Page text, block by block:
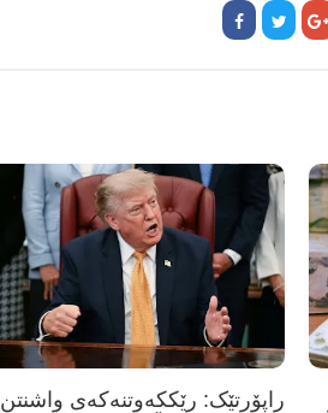
راپۆرتێک: رێککەوتنەکەی واشنتن